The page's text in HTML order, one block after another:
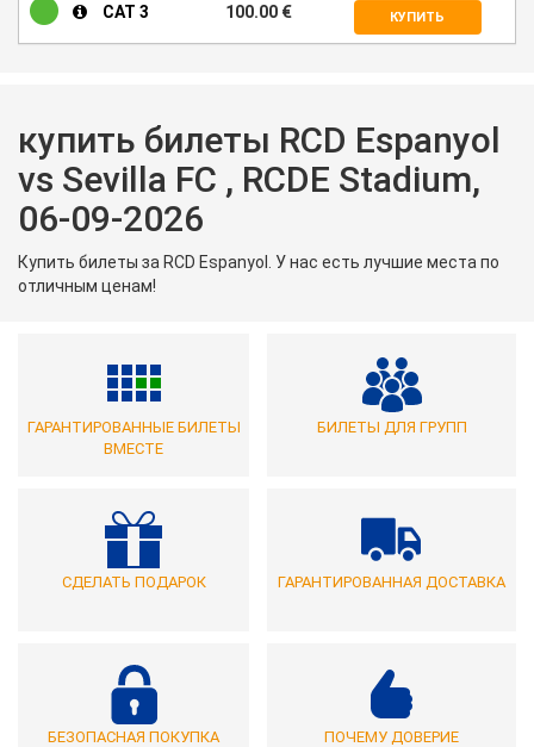
CAT 3 100.00 € КУПИТЬ
купить билеты RCD Espanyol
vs Sevilla FC , RCDE Stadium,
06-09-2026
Купить билеты за RCD Espanyol. У нас есть лучшие места по
отличным ценам!
ГАРАНТИРОВАННЫЕ БИЛЕТЫ
ВМЕСТЕ
БИЛЕТЫ ДЛЯ ГРУПП
СДЕЛАТЬ ПОДАРОК ГАРАНТИРОВАННАЯ ДОСТАВКА
БЕЗОПАСНАЯ ПОКУПКА ПОЧЕМУ ДОВЕРИЕ